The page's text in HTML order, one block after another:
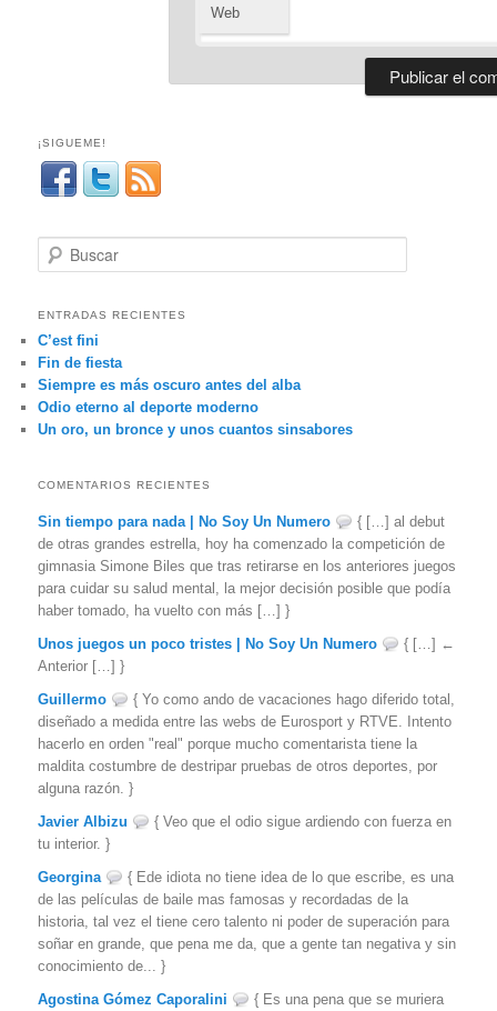
Web
¡SIGUEME!
u
c
a
r
ENTRADAS RECIENTES
C’est fini
Fin de fiesta
Siempre es más oscuro antes del alba
Odio eterno al deporte moderno
Un oro, un bronce y unos cuantos sinsabores
COMENTARIOS RECIENTES
Sin tiempo para nada | No Soy Un Numero
{ […] al debut
de otras grandes estrella, hoy ha comenzado la competición de
gimnasia Simone Biles que tras retirarse en los anteriores juegos
para cuidar su salud mental, la mejor decisión posible que podía
haber tomado, ha vuelto con más […] }
Unos juegos un poco tristes | No Soy Un Numero
{ […] ←
Anterior […] }
Guillermo
{ Yo como ando de vacaciones hago diferido total,
diseñado a medida entre las webs de Eurosport y RTVE. Intento
hacerlo en orden "real" porque mucho comentarista tiene la
maldita costumbre de destripar pruebas de otros deportes, por
alguna razón. }
Javier Albizu
{ Veo que el odio sigue ardiendo con fuerza en
tu interior. }
Georgina
{ Ede idiota no tiene idea de lo que escribe, es una
de las películas de baile mas famosas y recordadas de la
historia, tal vez el tiene cero talento ni poder de superación para
soñar en grande, que pena me da, que a gente tan negativa y sin
conocimiento de... }
Agostina Gómez Caporalini
{ Es una pena que se muriera